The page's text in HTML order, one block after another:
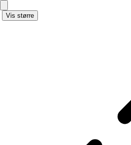
Vis større